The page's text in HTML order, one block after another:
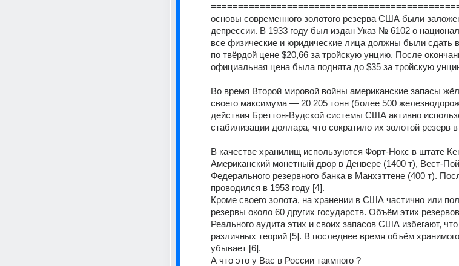
основы современного золотого резерва США были
депрессии. В 1933 году был издан Указ № 6102 о
все физические и юридические лица должны были сдать
по твёрдой цене $20,66 за тройскую унцию. После
официальная цена была поднята до $35 за тройскую
Во время Второй мировой войны американские запасы
своего максимума — 20 205 тонн (более 500
действия Бреттон-Вудской системы США активно
стабилизации доллара, что сократило их золотой резерв
В качестве хранилищ используются Форт-Нокс в штате
Американский монетный двор в Денвере (1400 т), Вест-
Федерального резервного банка в Манхэттене (400 т).
проводился в 1953 году [4].
Кроме своего золота, на хранении в США частично или
резервы около 60 других государств. Объём этих
Реального аудита этих и своих запасов США избегают,
различных теорий [5]. В последнее время объём
убывает [6].
А что это у Вас в России такмного ?